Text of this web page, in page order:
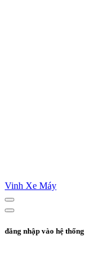
Vinh Xe Máy
đăng nhập vào hệ thống